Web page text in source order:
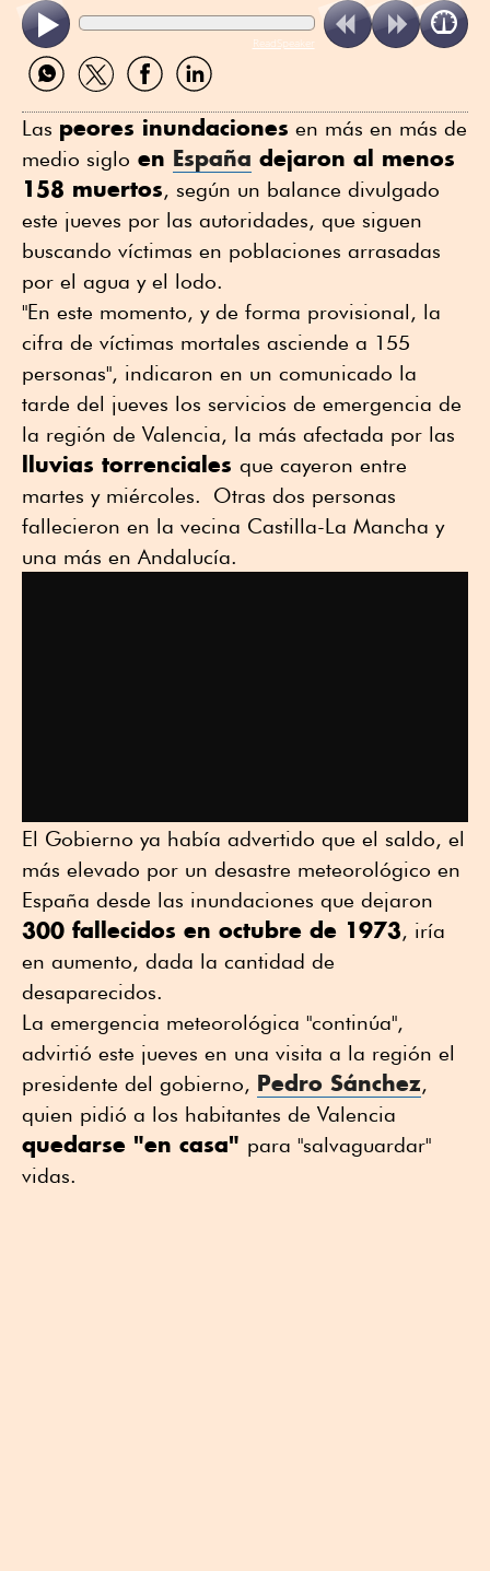
ReadSpeaker
Compartir
por
Compartir
por
Compartir
por
Compartir
por
Las peores inundaciones en más en más de
medio siglo en España dejaron al menos
158 muertos, según un balance divulgado
este jueves por las autoridades, que siguen
buscando víctimas en poblaciones arrasadas
por el agua y el lodo.
"En este momento, y de forma provisional, la
cifra de víctimas mortales asciende a 155
personas", indicaron en un comunicado la
tarde del jueves los servicios de emergencia de
la región de Valencia, la más afectada por las
lluvias torrenciales que cayeron entre
martes y miércoles. Otras dos personas
fallecieron en la vecina Castilla-La Mancha y
una más en Andalucía.
El Gobierno ya había advertido que el saldo, el
más elevado por un desastre meteorológico en
España desde las inundaciones que dejaron
300 fallecidos en octubre de 1973, iría
en aumento, dada la cantidad de
desaparecidos.
La emergencia meteorológica "continúa",
advirtió este jueves en una visita a la región el
presidente del gobierno, Pedro Sánchez,
quien pidió a los habitantes de Valencia
quedarse "en casa" para "salvaguardar"
vidas.